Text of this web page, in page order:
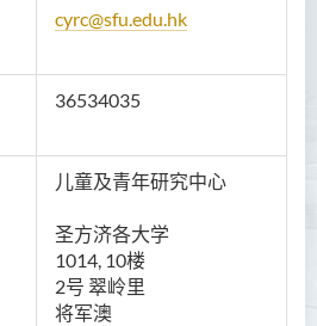
cyrc@sfu.edu.hk
36534035
儿童及青年研究中心
圣方济各大学
1014, 10楼
2号 翠岭里
将军澳